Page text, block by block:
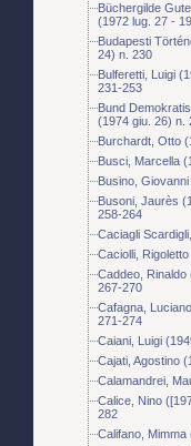
Büchergilde
(1972 lug. 27 -
Budapesti
24) n. 230
Bulferetti, Luigi
231-253
Bund
(1974 giu. 26) n.
Burchardt, Otto
Busci, Marcella
Busino,
Busoni, Jaurès
258-264
Caciagli
Caciolli,
Caddeo, Rinaldo
267-270
Cafagna,
271-274
Caiani, Luigi
Cajati, Agostino
Calamandrei,
Calice, Nino
282
Califano,